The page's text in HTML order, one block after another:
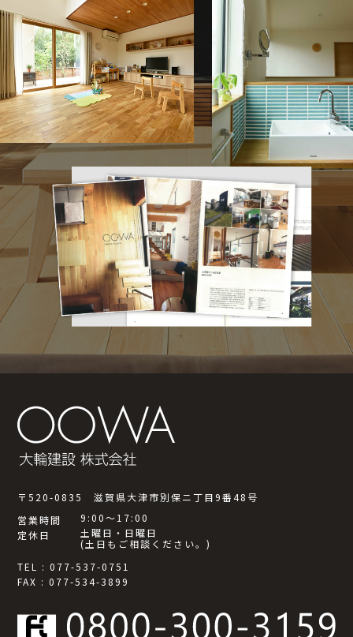
〒520-0835 滋賀県大津市別保ニ丁目9番48号
営業時間
9:00～17:00
定休日
土曜日・日曜日
(土日もご相談ください。)
TEL : 077-537-0751
FAX : 077-534-3899